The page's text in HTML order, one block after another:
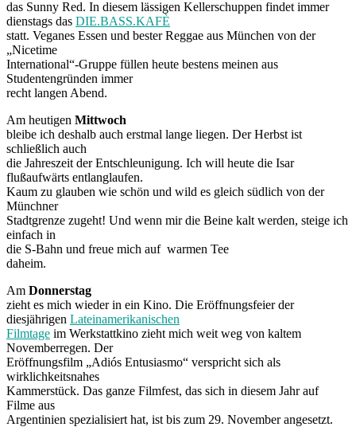
das Sunny Red. In diesem lässigen Kellerschuppen findet immer
dienstags das DIE.BASS.KAFÈ
statt. Veganes Essen und bester Reggae aus München von der
„Nicetime
International“-Gruppe füllen heute bestens meinen aus
Studentengründen immer
recht langen Abend.
Am heutigen Mittwoch
bleibe ich deshalb auch erstmal lange liegen. Der Herbst ist
schließlich auch
die Jahreszeit der Entschleunigung. Ich will heute die Isar
flußaufwärts entlanglaufen.
Kaum zu glauben wie schön und wild es gleich südlich von der
Münchner
Stadtgrenze zugeht! Und wenn mir die Beine kalt werden, steige ich
einfach in
die S-Bahn und freue mich auf warmen Tee
daheim.
Am Donnerstag
zieht es mich wieder in ein Kino. Die Eröffnungsfeier der
diesjährigen Lateinamerikanischen
Filmtage im Werkstattkino zieht mich weit weg von kaltem
Novemberregen. Der
Eröffnungsfilm „Adiós Entusiasmo“ verspricht sich als
wirklichkeitsnahes
Kammerstück. Das ganze Filmfest, das sich in diesem Jahr auf
Filme aus
Argentinien spezialisiert hat, ist bis zum 29. November angesetzt.